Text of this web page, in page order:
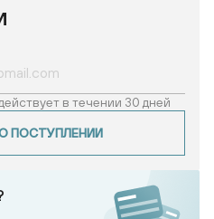
в течении 30 дней
ПОСТУПЛЕНИИ